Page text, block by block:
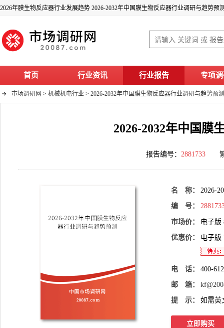
2026年膜生物反应器行业发展趋势 2026-2032年中国膜生物反应器行业调研与趋势预
首页 行业资讯 行业报告 专项
市场调研网 > 机械机电行业 > 2026-2032年中国膜生物反应器行业调研与趋势预测
2026-2032年中国膜
报告编号： 2881733
名 称： 2026-
编 号：
市场价： 电子版
优惠价： 电子版
电 话： 400-
邮 箱：
提 示： 如需英
立即购买